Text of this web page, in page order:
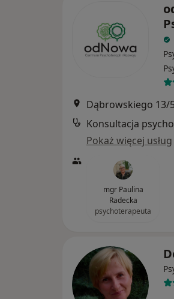
Dąbrowskiego 13/
Konsultacja
Pokaż więcej usług
mgr Paulina
Radecka
psychoterapeuta